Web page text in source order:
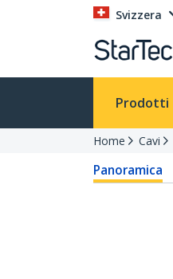
Svizzera
Prodotti
Home Cavi
Panoramica